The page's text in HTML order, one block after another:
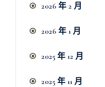
2026 年 2 月
2026 年 1 月
2025 年 12 月
2025 年 11 月